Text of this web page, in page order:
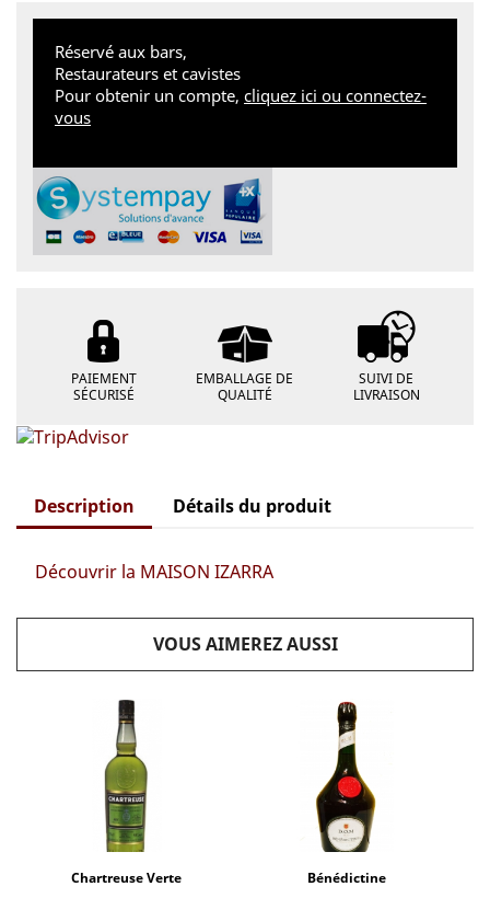
Réservé aux bars,
Restaurateurs et cavistes
Pour obtenir un compte, cliquez ici ou connectez-
vous
PAIEMENT
SÉCURISÉ
EMBALLAGE DE
QUALITÉ
SUIVI DE
LIVRAISON
Description Détails du produit
Découvrir la MAISON IZARRA
VOUS AIMEREZ AUSSI
Chartreuse Verte Bénédictine